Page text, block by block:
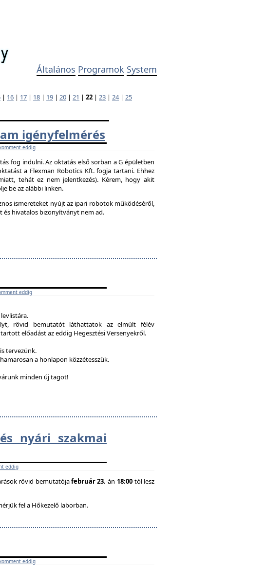
Általános Programok System
| 16 | 17 | 18 | 19 | 20 | 21 | 22 | 23 | 24| 25
igényfelmérés
eddig
fog indulni. Az oktatás első sorban a G épületben
a Flexman Robotics Kft. fogja tartani. Ehhez
tehát ez nem jelentkezés). Kérem, hogy akit
be az alábbi linken.
ismereteket nyújt az ipari robotok működéséről,
hivatalos bizonyítványt nem ad.
eddig
rövid bemutatót láthattatok az elmúlt félév
előadást az eddig Hegesztési Versenyekről.
tervezünk.
a honlapon közzétesszük.
minden új tagot!
nyári szakmai
eddig
rövid bemutatójafebruár 23.-án 18:00-tól lesz
fel a Hőkezelő laborban.
eddig